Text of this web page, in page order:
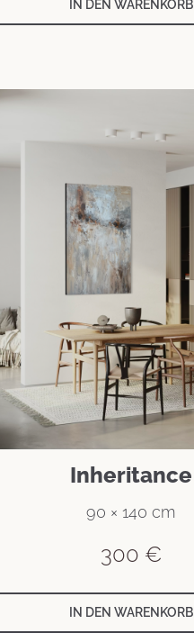
IN DEN WARENKORB
Inheritance
90 × 140 cm
300 €
IN DEN WARENKORB